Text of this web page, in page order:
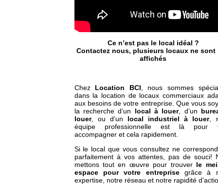
Ce n’est pas le local idéal ?
Contactez nous, plusieurs locaux ne sont
affichés
Chez Location BCI , nous sommes
dans la location de locaux commerciaux
aux besoins de votre entreprise. Que vous
la recherche d’un local à louer, d’un
louer, ou d’un local industriel à louer,
équipe professionnelle est là pour
accompagner et cela rapidement.
Si le local que vous consultez ne
parfaitement à vos attentes, pas de souci!
mettons tout en œuvre pour trouver le
espace pour votre entreprisegrâce à
expertise, notre réseau et notre rapidité